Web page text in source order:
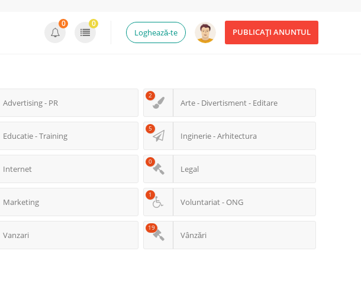
PUBLICAȚI ANUNTUL
Loghează-te
0 0
Advertising - PR Arte - Divertisment - Editare
2
Educatie - Training Inginerie - Arhitectura
5
Internet Legal
0
Marketing Voluntariat - ONG
1
Vanzari Vânzări
19